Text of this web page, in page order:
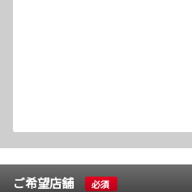
ご希望店舗 必須